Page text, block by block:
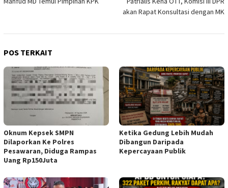
pos
akan Rapat Konsultasi dengan MK
POS TERKAIT
Oknum Kepsek SMPN
Dilaporkan Ke Polres
Pesawaran, Diduga Rampas
Uang Rp150Juta
Ketika Gedung Lebih Mudah
Dibangun Daripada
Kepercayaan Publik